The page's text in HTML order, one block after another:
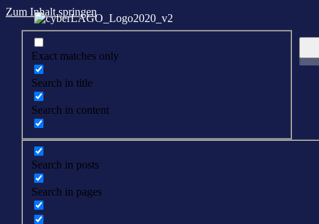
Zum Inhalt springen
Exact matches only
Search in title
Search in content
Search in posts
Search in pages